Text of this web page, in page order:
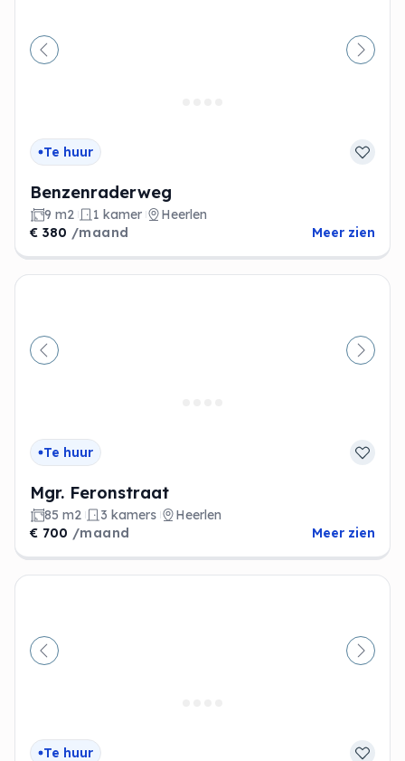
Vorige
Te huur
Benzenraderweg
9 m2 1 kamer
Heerlen
€ 380 /maand Meer zien
Vorige
Te huur
Mgr. Feronstraat
85 m2 3 kamers
Heerlen
€ 700 /maand Meer zien
Vorige
Te huur